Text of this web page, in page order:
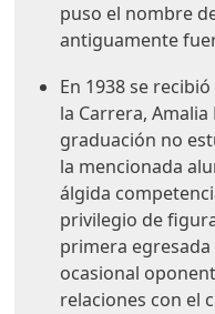
puso el nombre
antiguamente
En 1938 se
la Carrera, Amalia
graduación no
la mencionada
álgida
privilegio de
primera egresada
ocasional
relaciones con el